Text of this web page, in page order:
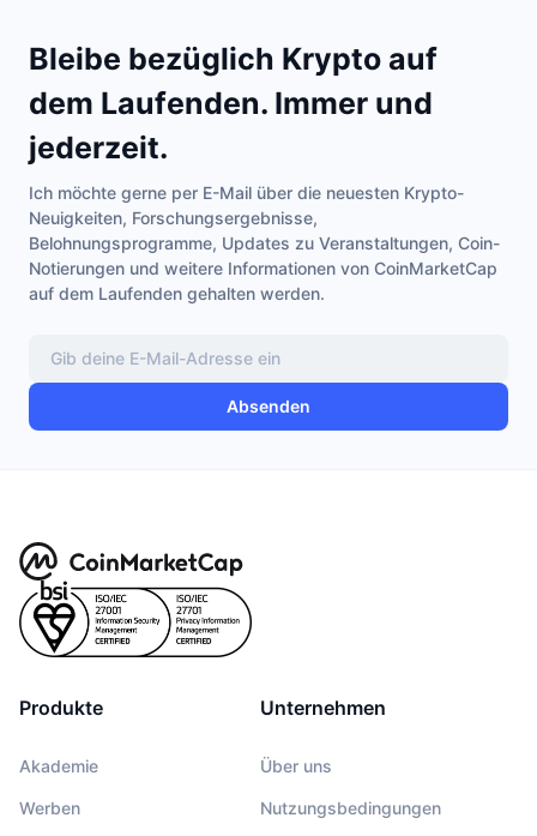
Bleibe bezüglich Krypto auf
dem Laufenden. Immer und
jederzeit.
Ich möchte gerne per E-Mail über die neuesten Krypto-
Neuigkeiten, Forschungsergebnisse,
Belohnungsprogramme, Updates zu Veranstaltungen, Coin-
Notierungen und weitere Informationen von CoinMarketCap
auf dem Laufenden gehalten werden.
Absenden
Produkte
Akademie
Werben
Unternehmen
Über uns
Nutzungsbedingungen